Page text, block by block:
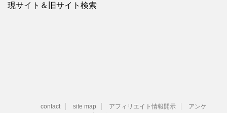
現サイト＆旧サイト検索
contact site map アフィリエイト情報開示
アンケ